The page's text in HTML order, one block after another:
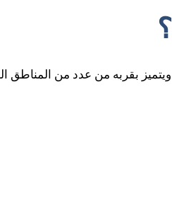
بقربه من عدد من المناطق